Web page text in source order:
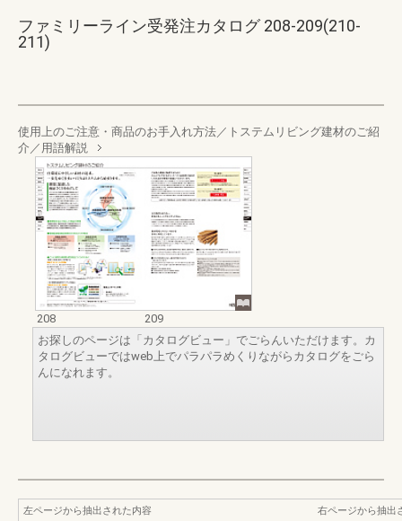
ファミリーライン受発注カタログ 208-209(210-
211)
使用上のご注意・商品のお手入れ方法／トステムリビング建材のご紹
介／用語解説
208
209
お探しのページは「カタログビュー」でごらんいただけます。カ
タログビューではweb上でパラパラめくりながらカタログをごら
んになれます。
左ページから抽出された内容
右ページから抽出